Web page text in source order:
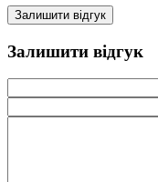
Залишити відгук
Залишити відгук